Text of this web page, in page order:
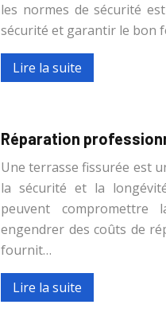
les normes de sécurité
sécurité et garantir le bon
Lire la suite
Réparation
Une terrasse fissurée est
la sécurité et la
peuvent compromettre
engendrer des coûts de
fournit…
Lire la suite